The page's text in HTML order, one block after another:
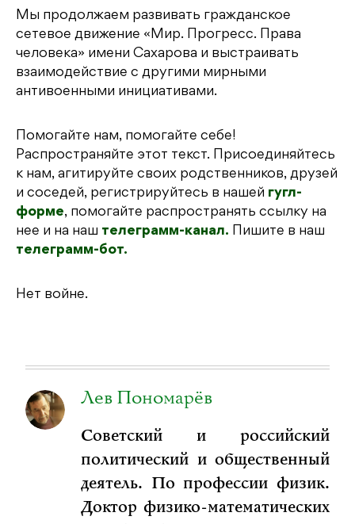
Мы продолжаем развивать гражданское
сетевое движение «Мир. Прогресс. Права
человека» имени Сахарова и выстраивать
взаимодействие с другими мирными
антивоенными инициативами.
Помогайте нам, помогайте себе!
Распространяйте этот текст. Присоединяйтесь
к нам, агитируйте своих родственников, друзей
и соседей, регистрируйтесь в нашей гугл-
форме, помогайте распространять ссылку на
нее и на наш телеграмм-канал. Пишите в наш
телеграмм-бот.
Нет войне.
Лев Пономарёв
Советский и российский
политический и общественный
деятель. По профессии физик.
Доктор физико-математических